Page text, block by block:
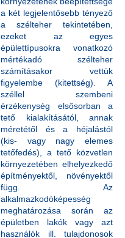
a két legjelentősebb tényező
a szélteher tekintetében,
ezeket az egyes
épülettípusokra vonatkozó
mértékadó szélteher
számításakor vettük
figyelembe (kitettség). A
széllel szembeni
érzékenység elsősorban a
tető kialakításától, annak
méretétől és a héjalástól
(kis- vagy nagy elemes
tetőfedés), a tető közvetlen
környezetében elhelyezkedő
építményektől, növényektől
függ. Az
alkalmazkodóképesség
meghatározása során az
épületben lakók vagy azt
használók ill. tulajdonosok